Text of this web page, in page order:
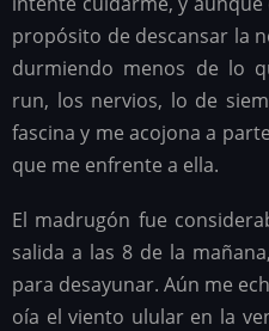
propósito de descansar la
durmiendo menos de lo
run, los nervios, lo de
fascina y me acojona a
que me enfrente a ella.
El madrugón fue
salida a las 8 de la
para desayunar. Aún me
oía el viento ulular en la